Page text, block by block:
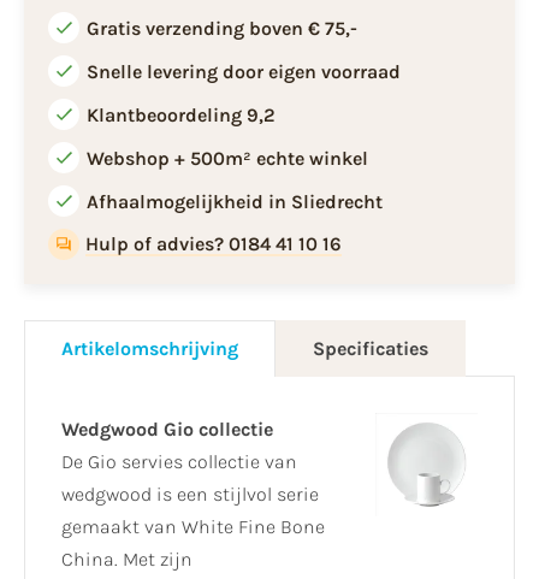
Gratis verzending boven € 75,-
Snelle levering door eigen voorraad
Klantbeoordeling 9,2
Webshop + 500m² echte winkel
Afhaalmogelijkheid in Sliedrecht
Hulp of advies? 0184 41 10 16
Artikelomschrijving Specificaties
Wedgwood Gio collectie
De Gio servies collectie van
wedgwood is een stijlvol serie
gemaakt van White Fine Bone
China. Met zijn